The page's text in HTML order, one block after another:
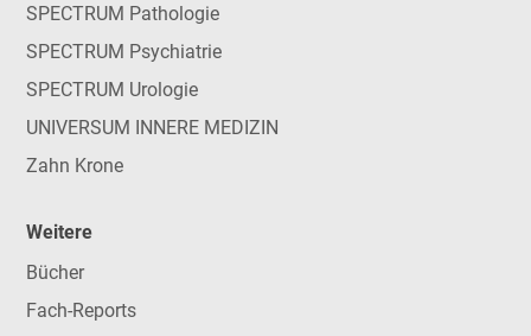
SPECTRUM Pathologie
SPECTRUM Psychiatrie
SPECTRUM Urologie
UNIVERSUM INNERE MEDIZIN
Zahn Krone
Weitere
Bücher
Fach-Reports